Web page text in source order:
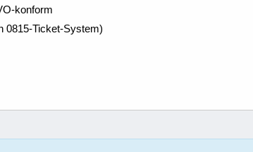
konform
0815-Ticket-System)